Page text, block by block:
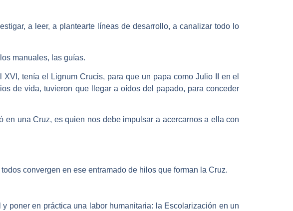
a leer, a plantearte líneas de desarrollo, a canalizar todo lo
manuales, las guías.
tenía el Lignum Crucis, para que un papa como Julio II en el
de vida, tuvieron que llegar a oídos del papado, para conceder
una Cruz, es quien nos debe impulsar a acercarnos a ella con
convergen en ese entramado de hilos que forman la Cruz.
poner en práctica una labor humanitaria: la Escolarización en un